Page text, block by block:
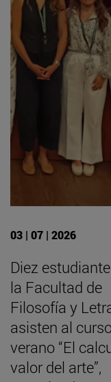
03 | 07 | 2026
Diez
la Facultad de
Filosofía y
asisten al
verano “El
valor del arte”,